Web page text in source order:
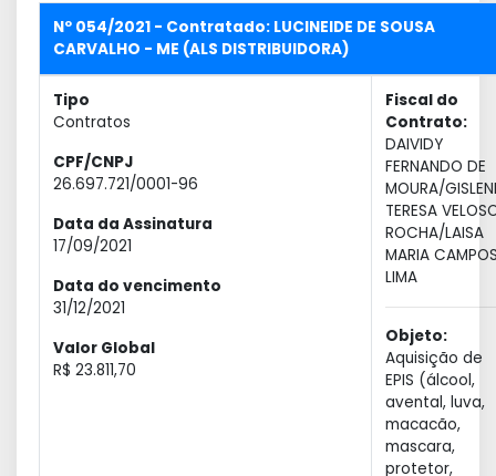
Nº 054/2021 - Contratado: LUCINEIDE DE SOUSA
CARVALHO - ME (ALS DISTRIBUIDORA)
Tipo
Contratos
CPF/CNPJ
26.697.721/0001-96
Data da Assinatura
17/09/2021
Data do vencimento
31/12/2021
Valor Global
R$ 23.811,70
Fiscal do
Contrato:
DAIVIDY
FERNANDO DE
MOURA/
TERESA
ROCHA/LAISA
MARIA
LIMA
Objeto:
Aquisição de
EPIS (álcool,
avental, luva,
macacão,
mascara,
protetor,